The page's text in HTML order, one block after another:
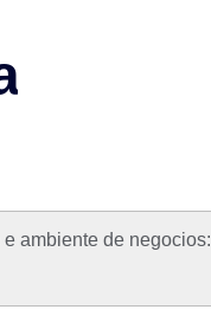
ambiente de negocios: